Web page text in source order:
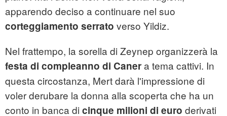
apparendo deciso a continuare nel suo
corteggiamento serrato verso Yildiz.
Nel frattempo, la sorella di Zeynep organizzerà la
festa di compleanno di Canera tema cattivi. In
questa circostanza, Mert darà l'impressione di
voler derubare la donna alla scoperta che ha un
conto in banca di cinque milioni di euro derivati